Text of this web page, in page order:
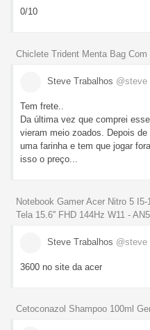
0/10
Chiclete Trident Menta Bag Com
Steve Trabalhos @steve
Tem frete..
Da última vez que comprei
vieram meio zoados. Depois
uma farinha e tem que jogar
isso o preço...
Notebook Gamer Acer Nitro 5
Tela 15.6'' FHD 144Hz W11 -
Steve Trabalhos @steve
3600 no site da acer
Cetoconazol Shampoo 100ml